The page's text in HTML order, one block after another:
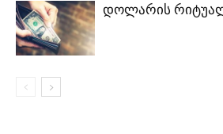
დოლარის